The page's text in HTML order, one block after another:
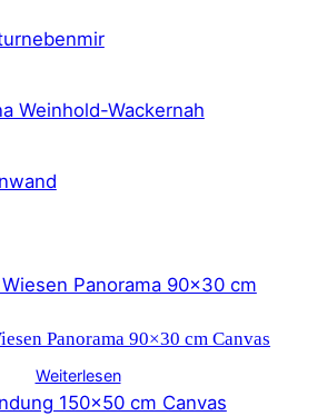
Weinhold-Wackernah
Panorama 90×30 cm Canvas
Weiterlesen